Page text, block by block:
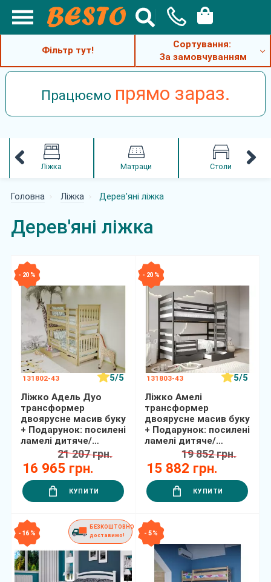
Працюємо прямо зараз.
Ліжка Матраци Столи
Головна Ліжка Дерев'яні ліжка
Дерев'яні ліжка
Фільтр тут!
Сортування:
За замовчуванням
- 20 %
131802-43
5/5
Ліжко Адель Дуо
трансформер
двоярусне масив буку
+ Подарунок: посилені
ламелі дитяче/
підліткове
16 965 грн.
21 207 грн.
КУПИТИ
- 20 %
131803-43
5/5
Ліжко Амелі
трансформер
двоярусне масив буку
+ Подарунок: посилені
ламелі дитяче/
підліткове
15 882 грн.
19 852 грн.
КУПИТИ
- 16 %
БЕЗКОШТОВНО
доставимо!
- 5 %